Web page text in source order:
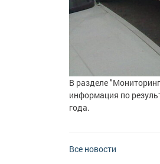
В разделе
информация по
года.
Все новости